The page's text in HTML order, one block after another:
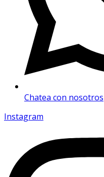
Chatea con nosotros
Instagram